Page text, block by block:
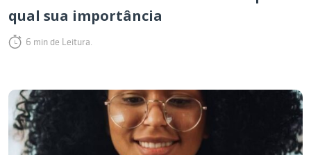
qual sua importância
6 min de Leitura.